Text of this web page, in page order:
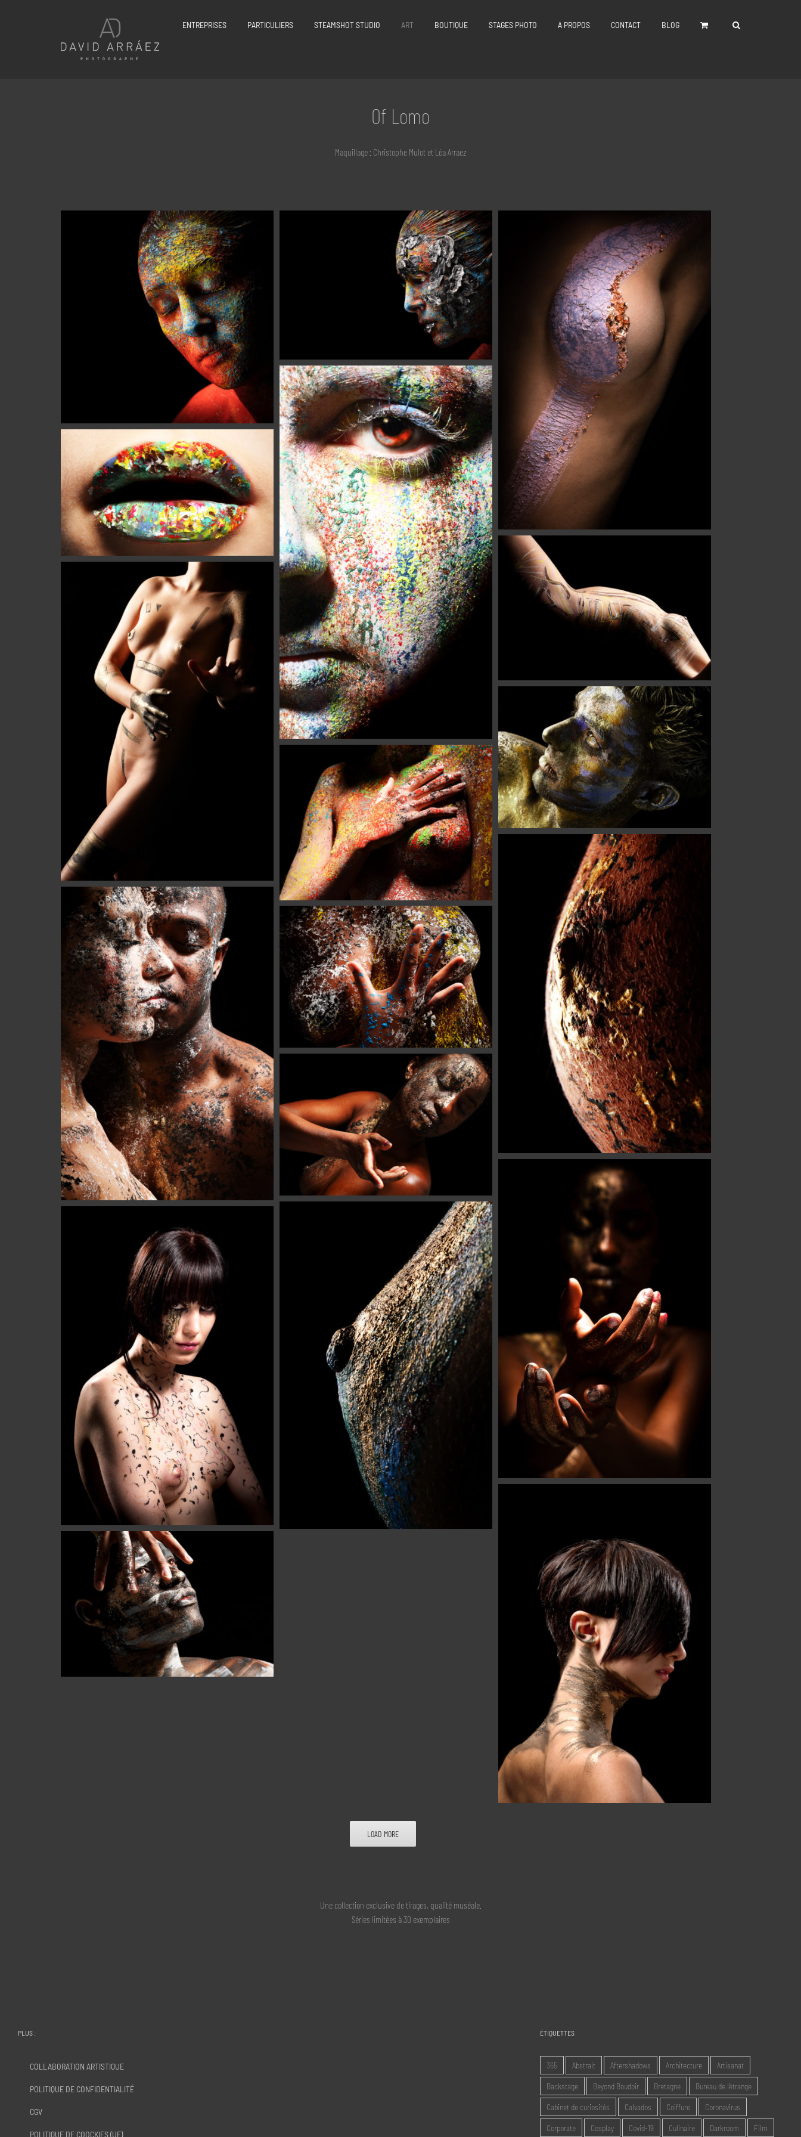
ENTREPRISES PARTICULIERS STEAMSHOT STUDIO ART BOUTIQUE STAGES PHOTO A PROPOS CONTACT BLOG
Of Lomo
Maquillage : Christophe Mulot et Léa Arraez
LOAD MORE
Une collection exclusive de tirages, qualité muséale.
Séries limitées à 30 exemplaires
PLUS :
COLLABORATION ARTISTIQUE
POLITIQUE DE CONFIDENTIALITÉ
CGV
POLITIQUE DE COOCKIES (UE)
ÉTIQUETTES
365 Abstrait Aftershadows Architecture Artisanat
Backstage Beyond Boudoir Bretagne Bureau de l'étrange
Cabinet de curiosités Calvados Coiffure Coronavirus
Corporate Cosplay Covid-19 Culinaire Darkroom Film